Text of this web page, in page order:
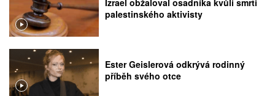
Izrael obžaloval osadníka kvůli smrti
palestinského aktivisty
Ester Geislerová odkrývá rodinný
příběh svého otce